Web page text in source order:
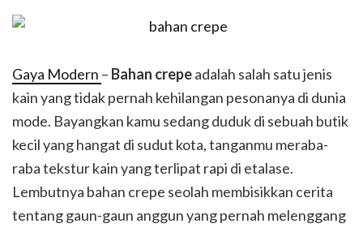
Gaya Modern – Bahan crepeadalah salah satu jenis
kain yang tidak pernah kehilangan pesonanya di dunia
mode. Bayangkan kamu sedang duduk di sebuah butik
kecil yang hangat di sudut kota, tanganmu meraba-
raba tekstur kain yang terlipat rapi di etalase.
Lembutnya bahan crepe seolah membisikkan cerita
tentang gaun-gaun anggun yang pernah melenggang